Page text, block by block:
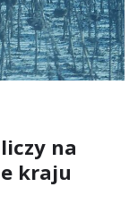
na
kraju